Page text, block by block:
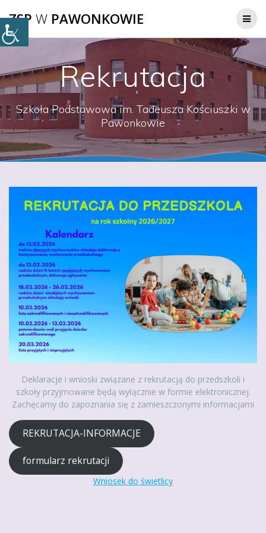
do
ZSP W PAWONKOWIE
Rekrutacja
Szkoła Podstawowa im. Tadeusza Kościuszki w
Pawonkowie
Deklaracje i wnioski związane z rekrutacją do przedszkoli i
szkoły przyjmowane będą wyłącznie w formie elektronicznej.
Zachęcamy do zapoznania się z zamieszczonymi informacjami
REKRUTACJA-INFORMACJE
formularz rekrutacji
Wniosek do świetlicy